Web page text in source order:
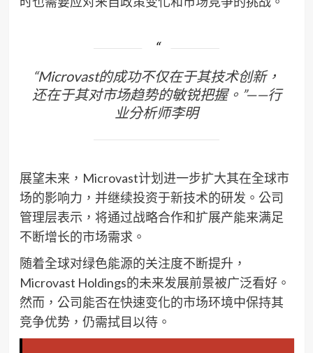
“Microvast的成功不仅在于其技术创新，
还在于其对市场趋势的敏锐把握。”——行
业分析师李明
展望未来，Microvast计划进一步扩大其在全球市
场的影响力，并继续投资于新技术的研发。公司
管理层表示，将通过战略合作和扩展产能来满足
不断增长的市场需求。
随着全球对绿色能源的关注度不断提升，
Microvast Holdings的未来发展前景被广泛看好。
然而，公司能否在快速变化的市场环境中保持其
竞争优势，仍需拭目以待。